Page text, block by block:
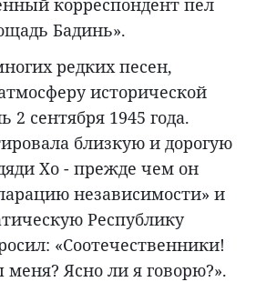
Бадинь».
редких песен,
исторической
сентября 1945 года.
близкую и дорогую
Хо - прежде чем он
независимости» и
Республику
«Соотечественники!
Ясно ли я говорю?».